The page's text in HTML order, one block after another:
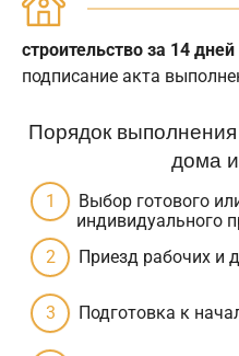
строительство за 14 дней
подписание акта
Порядок
дома
Выбор готового
индивидуального
Приезд рабочих и
Подготовка к